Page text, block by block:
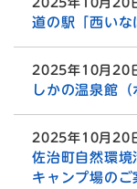
道の駅「西いな
2025年10月20
しかの温泉館
2025年10月20
佐治町自然環境
キャンプ場のご